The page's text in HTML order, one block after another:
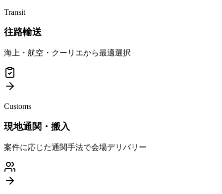
Transit
往路輸送
海上・航空・クーリエから最適選択
Customs
現地通関・搬入
案件に応じた通関手法で会場デリバリー